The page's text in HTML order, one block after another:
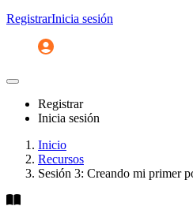
RegistrarInicia sesión
Registrar
Inicia sesión
Inicio
Recursos
Sesión 3: Creando mi primer